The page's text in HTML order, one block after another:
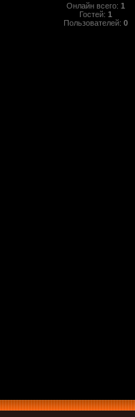
Онлайн всего:1
Гостей:1
Пользователей:0